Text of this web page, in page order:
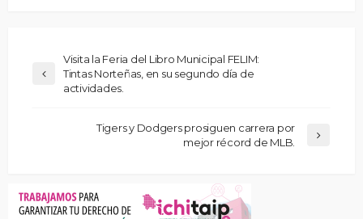
Visita la Feria del Libro Municipal FELIM:
Tintas Norteñas, en su segundo día de
actividades.
Tigers y Dodgers prosiguen carrera por
mejor récord de MLB.